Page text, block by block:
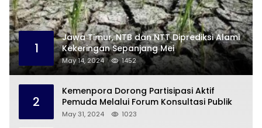
1
Jawa Timur, NTB dan NTT Diprediksi Alami
Kekeringan Sepanjang Mei
May 14, 2024 1452
2
Kemenpora Dorong Partisipasi Aktif
Pemuda Melalui Forum Konsultasi Publik
May 31, 2024 1023